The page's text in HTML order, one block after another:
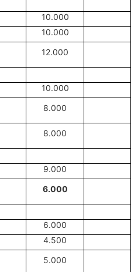
10.000
10.000
12.000
10.000
8.000
8.000
9.000
6.000
6.000
4.500
5.000